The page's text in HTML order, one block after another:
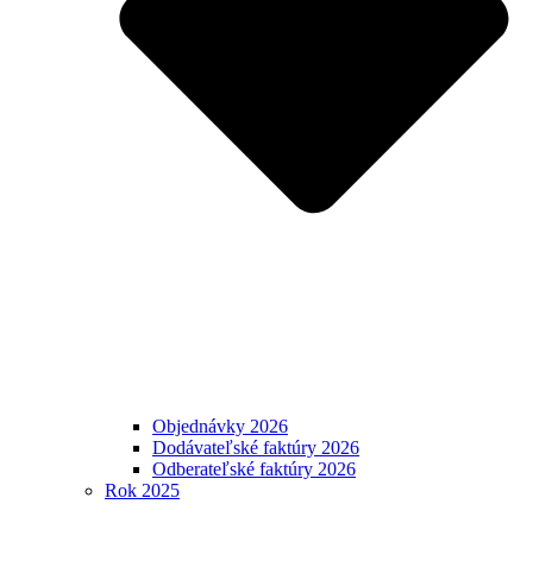
Objednávky 2026
Dodávateľské faktúry 2026
Odberateľské faktúry 2026
Rok 2025